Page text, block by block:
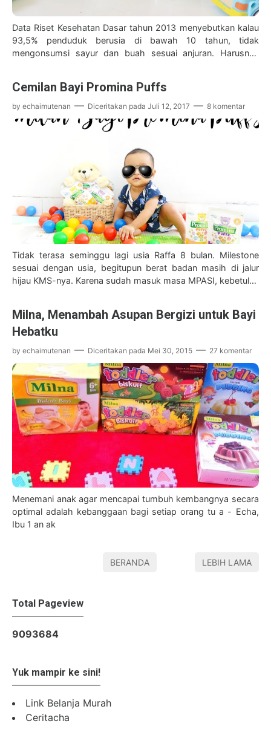
Data Riset Kesehatan Dasar tahun 2013 menyebutkan kalau
93,5% penduduk berusia di bawah 10 tahun, tidak
mengonsumsi sayur dan buah sesuai anjuran. Harusnya
Cemilan Bayi Promina Puffs
by echaimutenan Diceritakan pada Juli 12, 2017 8 komentar
Tidak terasa seminggu lagi usia Raffa 8 bulan. Milestone
sesuai dengan usia, begitupun berat badan masih di jalur
hijau KMS-nya. Karena sudah masuk masa MPASI, kebetulan
Milna, Menambah Asupan Bergizi untuk Bayi
Hebatku
by echaimutenan Diceritakan pada Mei 30, 2015 27 komentar
Menemani anak agar mencapai tumbuh kembangnya secara
optimal adalah kebanggaan bagi setiap orang tu a - Echa,
Ibu 1 an ak
BERANDA LEBIH LAMA
Total Pageview
9093684
Yuk mampir ke sini!
Link Belanja Murah
Ceritacha